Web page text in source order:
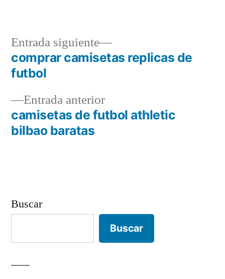
Navegación
entradas
Entrada anteriorEntrada
anterior:
camisetas de futbol athletic
bilbao baratas
Entrada siguiente
Entrada
siguiente:
comprar camisetas replicas de
futbol
Buscar
Buscar